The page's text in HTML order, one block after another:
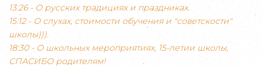
13:26 - О русских традициях и праздниках.
15:12 - О слухах, стоимости обучения и "советскости"
школы))).
18:30 - О школьных мероприятиях, 15-летии школы,
СПАСИБО родителям!